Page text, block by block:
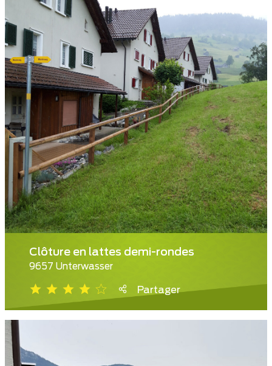
Clôture en lattes demi-rondes
9657 Unterwasser
Partager